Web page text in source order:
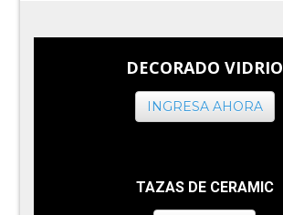
DECORADO VIDRIO
INGRESA AHORA
TAZAS DE CERAMIC